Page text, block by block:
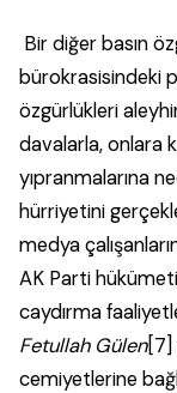
Bir diğer basın
bürokrasisindeki
özgürlükleri
davalarla, onlara
yıpranmalarına
hürriyetini
medya
AK Parti
caydırma
Fetullah Gülen[7]
cemiyetlerine